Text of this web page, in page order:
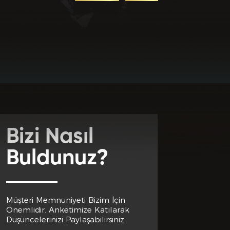
Bizi Nasıl
Buldunuz?
Müşteri Memnuniyeti Bizim İçin
Önemlidir. Anketimize Katılarak
Düşüncelerinizi Paylaşabilirsiniz.